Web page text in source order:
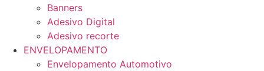
Banners
Adesivo Digital
Adesivo recorte
ENVELOPAMENTO
Envelopamento Automotivo